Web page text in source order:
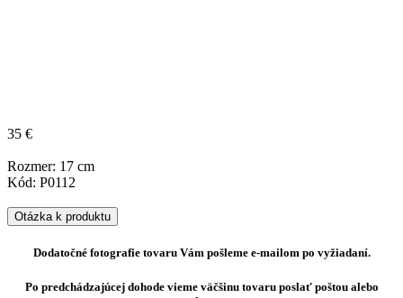
35 €
Rozmer: 17 cm
Kód: P0112
Otázka k produktu
Dodatočné fotografie tovaru Vám pošleme e-mailom po vyžiadaní.
Po predchádzajúcej dohode vieme väčšinu tovaru poslať poštou alebo